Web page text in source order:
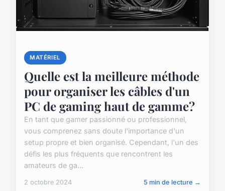
MATÉRIEL
Quelle est la meilleure méthode
pour organiser les câbles d'un
PC de gaming haut de gamme?
En tant que gamer passionné ou professionnel,
vous comprenez sans doute l'importance d'un
setup propre et bien organisé. Cependant, l'un des
défis les plus fréquents que rencontrent les
amateurs de ga...
2 octobre 2024 5 min de lecture →